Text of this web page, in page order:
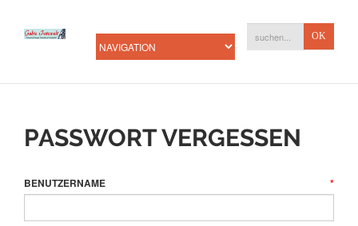
PASSWORT VERGESSEN
BENUTZERNAME *